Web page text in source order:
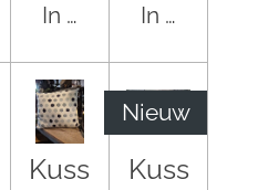
In winkelwagen
In
Kuss
Nieuw
Kuss